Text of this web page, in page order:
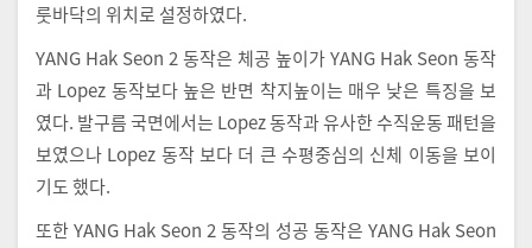
룻바닥의 위치로 설정하였다.
YANG Hak Seon 2 동작은 체공 높이가 YANG Hak Seon 동작
과 Lopez 동작보다 높은 반면 착지높이는 매우 낮은 특징을 보
였다. 발구름 국면에서는 Lopez 동작과 유사한 수직운동 패턴을
보였으나 Lopez 동작 보다 더 큰 수평중심의 신체 이동을 보이
기도 했다.
또한 YANG Hak Seon 2 동작의 성공 동작은 YANG Hak Seon